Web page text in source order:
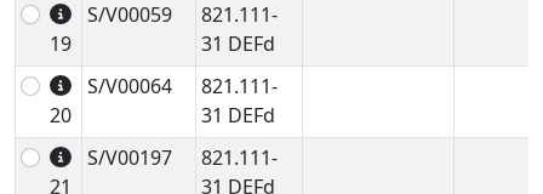
19
S/V00059
821.111-
31 DEFd
20
S/V00064
821.111-
31 DEFd
21
S/V00197
821.111-
31 DEFd